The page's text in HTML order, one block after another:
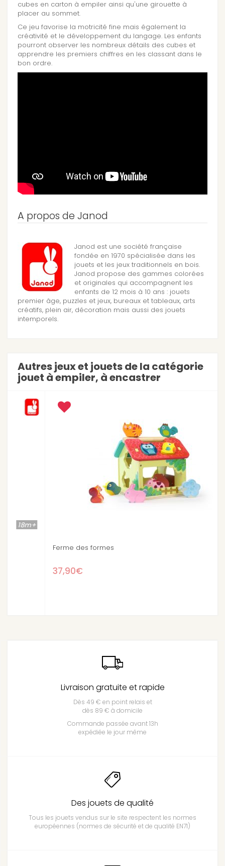
cubes en carton à empiler ainsi qu'une girouette à
placer au sommet.
Ce jeu favorise la motricité fine mais également la
créativité et le développement du langage. Les enfants
pourront observer les nombreux détails des cubes et
apprendre les premiers chiffres en les classant dans le
bon ordre.
A propos de Janod
Janod est une société française
fondée en 1970 spécialisée dans les
jouets et les jeux traditionnels en bois.
Janod propose des gammes colorées
et originales qui accompagnent les
enfants de 12 mois à 10 ans : jouets
premier âge, puzzles et jeux, bureaux et tableaux, arts
créatifs, plein air, décoration mais aussi des jouets
intemporels.
Autres jeux et jouets de la catégorie
jouet à empiler, à encastrer
Ferme des formes
Livraison gratuite et rapide
Dès 49 € en point relais et
dès 89 € à domicile
Commande passée avant 13h
expédiée le jour même
Des jouets de qualité
Tous les jouets vendus sur le site respectent les normes
européennes (normes de sécurité et de qualité EN71)